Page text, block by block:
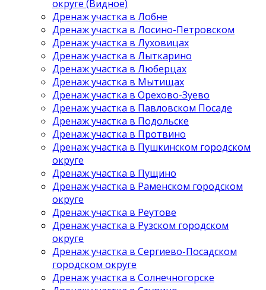
округе (Видное)
Дренаж участка в Лобне
Дренаж участка в Лосино-Петровском
Дренаж участка в Луховицах
Дренаж участка в Лыткарино
Дренаж участка в Люберцах
Дренаж участка в Мытищах
Дренаж участка в Орехово-Зуево
Дренаж участка в Павловском Посаде
Дренаж участка в Подольске
Дренаж участка в Протвино
Дренаж участка в Пушкинском городском
округе
Дренаж участка в Пущино
Дренаж участка в Раменском городском
округе
Дренаж участка в Реутове
Дренаж участка в Рузском городском
округе
Дренаж участка в Сергиево-Посадском
городском округе
Дренаж участка в Солнечногорске